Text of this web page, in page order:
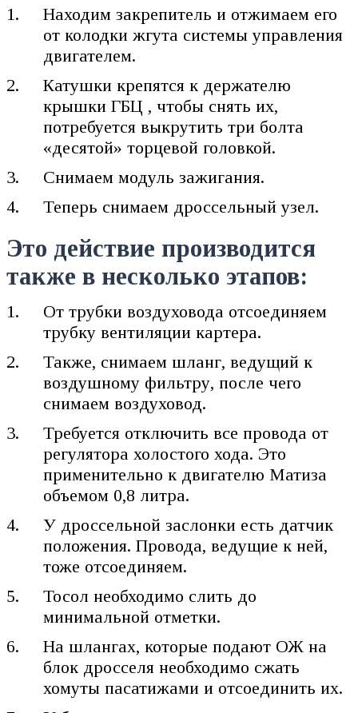
Находим закрепитель и отжимаем его
от колодки жгута системы управления
двигателем.
Катушки крепятся к держателю
крышки ГБЦ , чтобы снять их,
потребуется выкрутить три болта
«десятой» торцевой головкой.
Снимаем модуль зажигания.
Теперь снимаем дроссельный узел.
Это действие производится
также в несколько этапов:
От трубки воздуховода отсоединяем
трубку вентиляции картера.
Также, снимаем шланг, ведущий к
воздушному фильтру, после чего
снимаем воздуховод.
Требуется отключить все провода от
регулятора холостого хода. Это
применительно к двигателю Матиза
объемом 0,8 литра.
У дроссельной заслонки есть датчик
положения. Провода, ведущие к ней,
тоже отсоединяем.
Тосол необходимо слить до
минимальной отметки.
На шлангах, которые подают ОЖ на
блок дросселя необходимо сжать
хомуты пасатижами и отсоединить их.